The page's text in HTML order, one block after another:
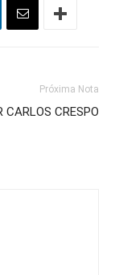
Próxima Nota
CARLOS CRESPO